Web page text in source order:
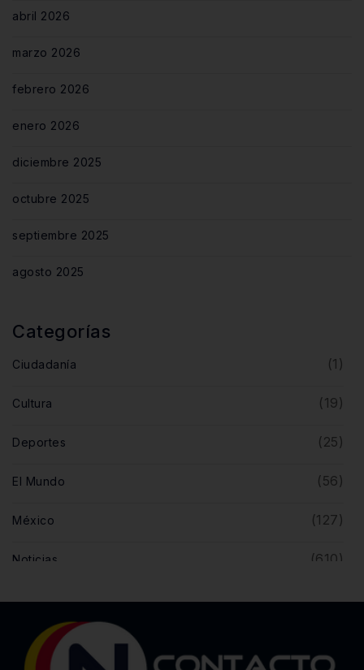
abril 2026
marzo 2026
febrero 2026
enero 2026
diciembre 2025
octubre 2025
septiembre 2025
agosto 2025
Categorías
Ciudadanía (1)
Cultura (19)
Deportes (25)
El Mundo (56)
México (127)
Noticias (610)
(5)
Querétaro